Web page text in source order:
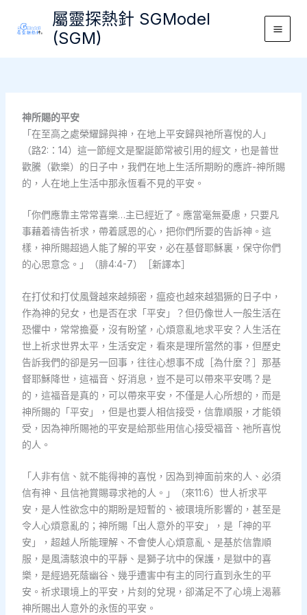
屬靈探熱針 SGModel
(SGM)
Main
神所賜的平安
「在至高之處榮耀歸與神，在地上平安歸與祂所喜悅的人」
（路2:：14）這一節經文是聖誕節常被引用的經文，也是普世
歡騰（歡樂）的日子中，我們在地上生活所期盼的應許-神所賜
的，人在地上生活中那永恆看不見的平安。
「你們應靠主常常喜樂…主已經近了。應當毫無憂慮，只要凡
事藉着禱告祈求，帶着感恩的心，把你們所要的告訴神。這
樣，神所賜超過人能了解的平安，必在基督耶穌裏，保守你們
的心思意念。」（腓4:4-7）［新譯本］
在打仗和打仗風聲越來越頻密，瘟疫也越來越猖獗的日子中，
作為神的兒女，也是否在求「平安」？但仍像世人一般生活在
恐懼中，常常擔憂，沒有盼望，心煩意亂地求平安？人生活在
世上祈求世界太平，生活安定，看來是理所當然的事，但歷史
告訴我們的卻是另一回事，往往心想事不成［為什麼？］那基
督耶穌降世，這福音、好消息，豈不是可以帶來平安嗎？是
的，這福音是真的，可以帶來平安，不僅是人心所想的，而是
神所賜的「平安」，但是也要人相信接受，信靠順服，才能領
受，因為神所賜祂的平安是給那些用信心接受福音、祂所喜悅
的人。
「人非有信、就不能得神的喜悅，因為到神面前來的人、必須
信有神、且信祂賞賜尋求祂的人。」（來11:6）世人祈求平
安，是人性欲念中的期盼是短暫的、被環境所影響的，甚至是
令人心煩意亂的；神所賜「出人意外的平安」，是「神的平
安」，超越人所能理解、不會使人心煩意亂、是基於信靠順
服，是風濤駭浪中的平靜、是獅子坑中的保護，是獄中的喜
樂，是經過死蔭幽谷、幾乎遭害中有主的同行直到永生的平
安。祈求環境上的平安，片刻的兌現，卻滿足不了心境上渴慕
神所賜出人意外的永恆的平安。